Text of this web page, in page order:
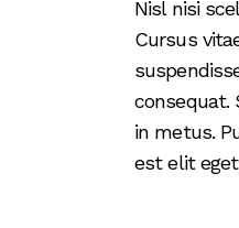
Nisl nisi
Cursus
consequat.
in metus.
est elit